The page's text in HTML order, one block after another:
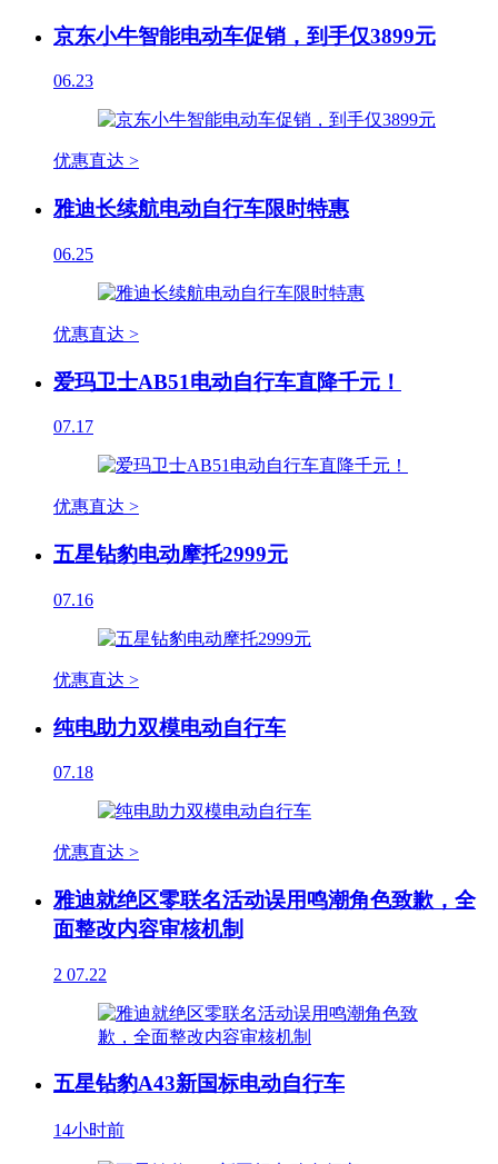
京东小牛智能电动车促销，到手仅3899元
06.23
优惠直达 >
雅迪长续航电动自行车限时特惠
06.25
优惠直达 >
爱玛卫士AB51电动自行车直降千元！
07.17
优惠直达 >
五星钻豹电动摩托2999元
07.16
优惠直达 >
纯电助力双模电动自行车
07.18
优惠直达 >
雅迪就绝区零联名活动误用鸣潮角色致歉，全
面整改内容审核机制
2 07.22
五星钻豹A43新国标电动自行车
14小时前